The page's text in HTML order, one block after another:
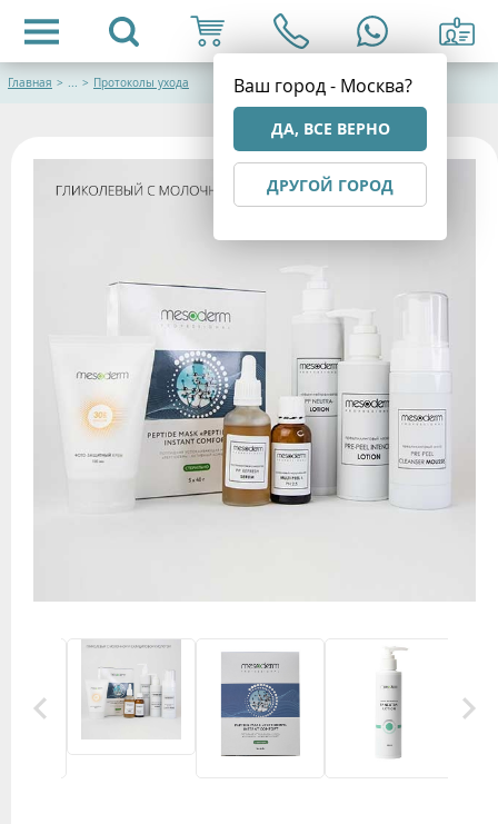
Ваш город - Москва?
ДА, ВСЕ ВЕРНО
ДРУГОЙ ГОРОД
Главная > ... > Протоколы ухода